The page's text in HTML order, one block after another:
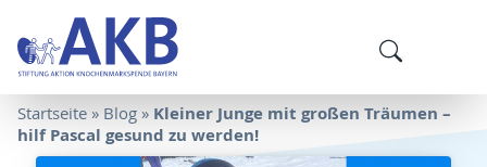
Startseite » Blog » Kleiner Junge mit großen Träumen –
hilf Pascal gesund zu werden!